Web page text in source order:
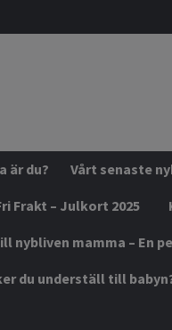
är du? Vårt senaste
Frakt – Julkort 2025
nybliven mamma – En
du underställ till